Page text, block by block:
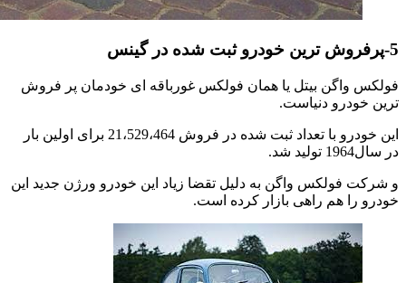
5-پرفروش ترین خودرو ثبت شده در گینس
فولکس واگن بیتل یا همان فولکس غورباقه ای خودمان پر فروش
ترین خودرو دنیاست.
این خودرو با تعداد ثبت شده در فروش 21،529،464 برای اولین بار
در سال1964 تولید شد.
و شرکت فولکس واگن به دلیل تقضا زیاد این خودرو ورژن جدید این
خودرو را هم راهی بازار کرده است.